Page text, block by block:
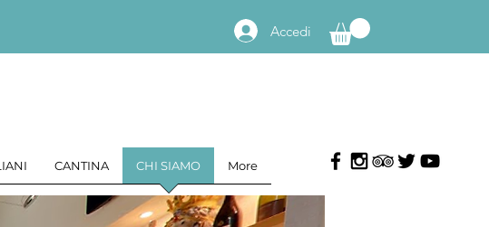
Accedi
CANTINA CHI SIAMO More